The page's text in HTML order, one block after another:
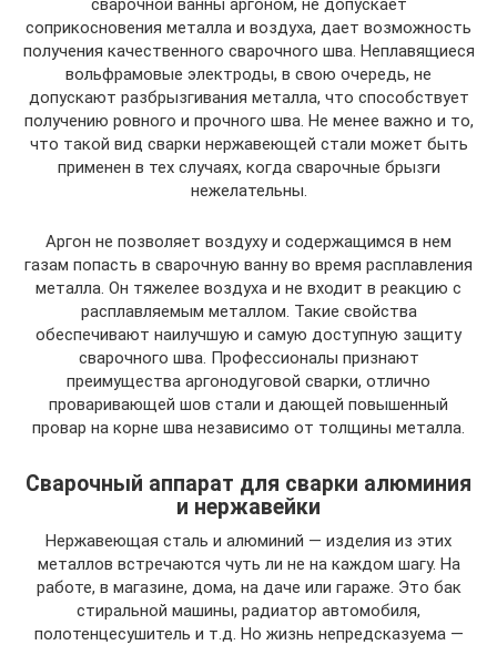
сварочной ванны аргоном, не допускает
соприкосновения металла и воздуха, дает возможность
получения качественного сварочного шва. Неплавящиеся
вольфрамовые электроды, в свою очередь, не
допускают разбрызгивания металла, что способствует
получению ровного и прочного шва. Не менее важно и то,
что такой вид сварки нержавеющей стали может быть
применен в тех случаях, когда сварочные брызги
нежелательны.
Аргон не позволяет воздуху и содержащимся в нем
газам попасть в сварочную ванну во время расплавления
металла. Он тяжелее воздуха и не входит в реакцию с
расплавляемым металлом. Такие свойства
обеспечивают наилучшую и самую доступную защиту
сварочного шва. Профессионалы признают
преимущества аргонодуговой сварки, отлично
проваривающей шов стали и дающей повышенный
провар на корне шва независимо от толщины металла.
Сварочный аппарат для сварки алюминия
и нержавейки
Нержавеющая сталь и алюминий — изделия из этих
металлов встречаются чуть ли не на каждом шагу. На
работе, в магазине, дома, на даче или гараже. Это бак
стиральной машины, радиатор автомобиля,
полотенцесушитель и т.д. Но жизнь непредсказуема —